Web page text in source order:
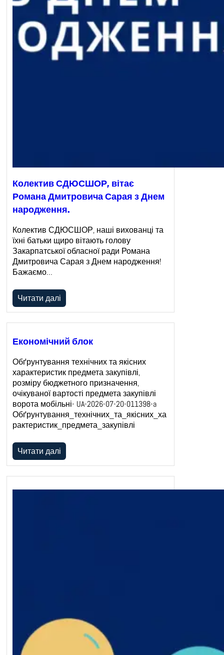
Колектив СДЮСШОР, вітає
Романа Дмитровича Сарая з Днем
народження.
Колектив СДЮСШОР, наші вихованці та
їхні батьки щиро вітають голову
Закарпатської обласної ради Романа
Дмитровича Сарая з Днем народження!
Бажаємо…
Читати далі
Економічний блок
Обґрунтування технічних та якісних
характеристик предмета закупівлі,
розміру бюджетного призначення,
очікуваної вартості предмета закупівлі
ворота мобільні- UA-2026-07-20-011398-a
Обґрунтування_технічних_та_якісних_ха
рактеристик_предмета_закупівлі
Читати далі